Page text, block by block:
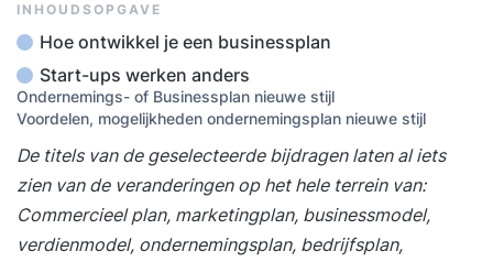
INHOUDSOPGAVE
Hoe ontwikkel je een businessplan
Start-ups werken anders
Ondernemings- of Businessplan nieuwe stijl
Voordelen, mogelijkheden ondernemingsplan nieuwe stijl
De titels van de geselecteerde bijdragen laten al iets
zien van de veranderingen op het hele terrein van:
Commercieel plan, marketingplan, businessmodel,
verdienmodel, ondernemingsplan, bedrijfsplan,